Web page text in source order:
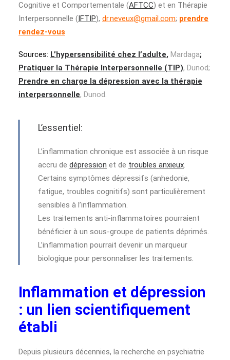
Cognitive et Comportementale (AFTCC) et en Thérapie
Interpersonnelle (IFTIP), dr.neveux@gmail.com; prendre
rendez-vous
Sources: L’hypersensibilité chez l’adulte, Mardaga;
Pratiquer la Thérapie Interpersonnelle (TIP), Dunod;
Prendre en charge la dépression avec la thérapie
interpersonnelle, Dunod.
L’essentiel:
L’inflammation chronique est associée à un risque
accru de dépression et de troubles anxieux.
Certains symptômes dépressifs (anhedonie,
fatigue, troubles cognitifs) sont particulièrement
sensibles à l’inflammation.
Les traitements anti-inflammatoires pourraient
bénéficier à un sous-groupe de patients déprimés.
L’inflammation pourrait devenir un marqueur
biologique pour personnaliser les traitements.
Inflammation et dépression
: un lien scientifiquement
établi
Depuis plusieurs décennies, la recherche en psychiatrie